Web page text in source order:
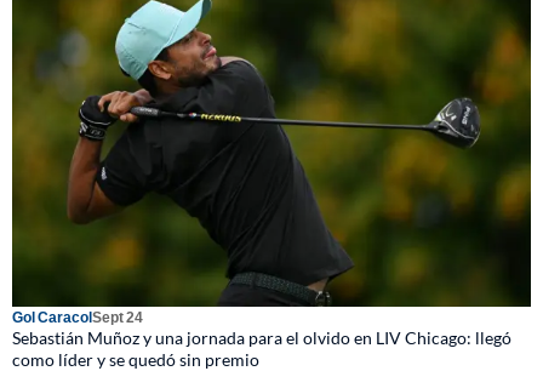
Gol CaracolSept 24
Sebastián Muñoz y una jornada para el olvido en LIV Chicago: llegó
como líder y se quedó sin premio